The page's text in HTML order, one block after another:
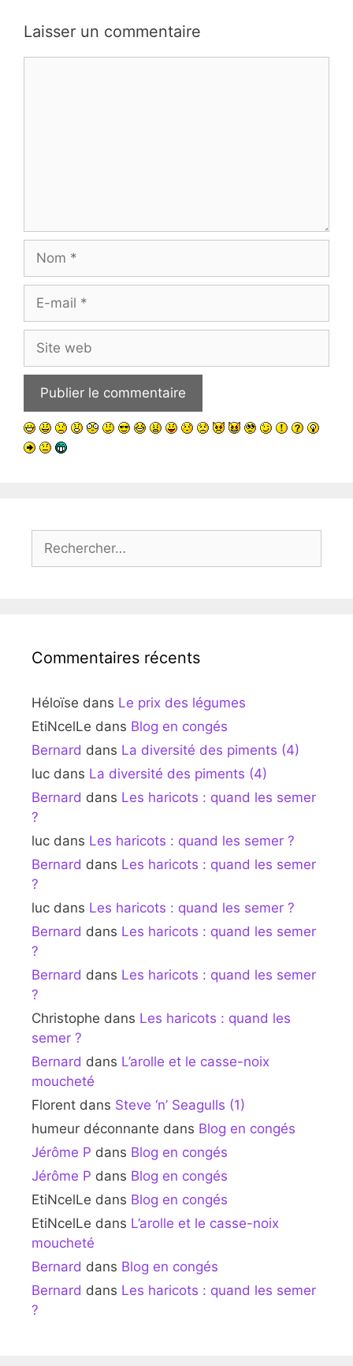
Laisser un commentaire
Nom
Site
web
Rechercher :
Commentaires récents
Héloïse dans Le prix des légumes
EtiNcelLe dans Blog en congés
Bernard dans La diversité des piments (4)
luc dans La diversité des piments (4)
Bernard dans Les haricots : quand les semer
?
luc dans Les haricots : quand les semer ?
Bernard dans Les haricots : quand les semer
?
luc dans Les haricots : quand les semer ?
Bernard dans Les haricots : quand les semer
?
Bernard dans Les haricots : quand les semer
?
Christophe dans Les haricots : quand les
semer ?
Bernard dans L’arolle et le casse-noix
moucheté
Florent dans Steve ‘n’ Seagulls (1)
humeur déconnante dans Blog en congés
Jérôme P dans Blog en congés
Jérôme P dans Blog en congés
EtiNcelLe dans Blog en congés
EtiNcelLe dans L’arolle et le casse-noix
moucheté
Bernard dans Blog en congés
Bernard dans Les haricots : quand les semer
?